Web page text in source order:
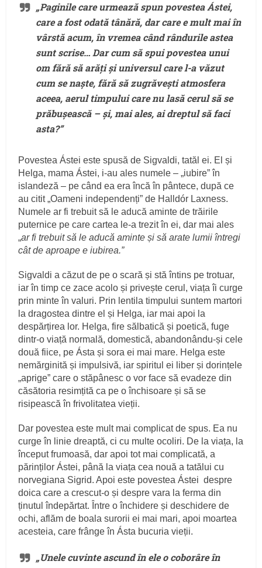
„Paginile care urmează spun povestea Ástei,
care a fost odată tânără, dar care e mult mai în
vârstă acum, în vremea când rândurile astea
sunt scrise… Dar cum să spui povestea unui
om fără să arăți și universul care l-a văzut
cum se naște, fără să zugrăvești atmosfera
aceea, aerul timpului care nu lasă cerul să se
prăbușească – și, mai ales, ai dreptul să faci
asta?”
Povestea Ástei este spusă de Sigvaldi, tatăl ei. El și
Helga, mama Ástei, i-au ales numele – „iubire” în
islandeză – pe când ea era încă în pântece, după ce
au citit „Oameni independenți” de Halldór Laxness.
Numele ar fi trebuit să le aducă aminte de trăirile
puternice pe care cartea le-a trezit în ei, dar mai ales
„ar fi trebuit să le aducă aminte și să arate lumii întregi
cât de aproape e iubirea.”
Sigvaldi a căzut de pe o scară și stă întins pe trotuar,
iar în timp ce zace acolo și privește cerul, viața îi curge
prin minte în valuri. Prin lentila timpului suntem martori
la dragostea dintre el și Helga, iar mai apoi la
despărțirea lor. Helga, fire sălbatică și poetică, fuge
dintr-o viață normală, domestică, abandonându-și cele
două fiice, pe Ásta și sora ei mai mare. Helga este
nemărginită și impulsivă, iar spiritul ei liber și dorințele
„aprige” care o stăpânesc o vor face să evadeze din
căsătoria resimțită ca pe o închisoare și să se
risipească în frivolitatea vieții.
Dar povestea este mult mai complicat de spus. Ea nu
curge în linie dreaptă, ci cu multe ocoliri. De la viața, la
început frumoasă, dar apoi tot mai complicată, a
părinților Ástei, până la viața cea nouă a tatălui cu
norvegiana Sigrid. Apoi este povestea Ástei despre
doica care a crescut-o și despre vara la ferma din
ținutul îndepărtat. Între o închidere și deschidere de
ochi, aflăm de boala surorii ei mai mari, apoi moartea
acesteia, care frânge în Ásta bucuria vieții.
„Unele cuvinte ascund în ele o coborâre în